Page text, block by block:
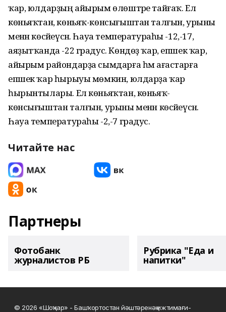
ҡар, юлдарҙың айырым өлөштәре тайғаҡ. Ел
көньяҡтан, көньяҡ-көнсығыштан талғын, урыны
менән көсәйеүсән. Һауа температураһы -12,-17,
аяҙытҡанда -22 градус. Көндөҙ ҡар, епшек ҡар,
айырым райондарҙа сымдарға һәм ағастарға
епшек ҡар һырыуы мөмкин, юлдарҙа ҡар
һырынтылары. Ел көньяҡтан, көньяҡ-
көнсығыштан талғын, урыны менән көсәйеүсән.
Һауа температураһы -2,-7 градус.
Читайте нас
Партнеры
Фотобанк
журналистов РБ
Рубрика "Еда и
напитки"
© 2026 «Шоңҡар» - Башҡортостан йәштәренәң ижтимағи-